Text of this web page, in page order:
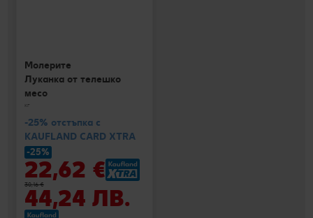
Молерите
Луканка от телешко
месо
кг
-25% отстъпка с
KAUFLAND CARD XTRA
-25%
22,62 €
30,16 €
44,24 ЛВ.